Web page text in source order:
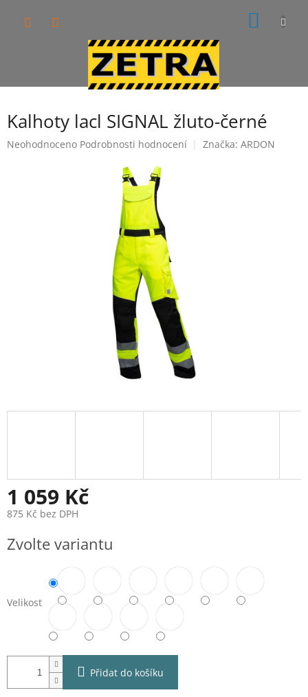
Kalhoty lacl SIGNAL žluto-černé
Průměrné
Neohodnoceno Podrobnosti hodnocení Značka: ARDON
1 059 Kč
875 Kč bez DPH
cena:
Zvolte variantu
Velikost
Přidat do košíku